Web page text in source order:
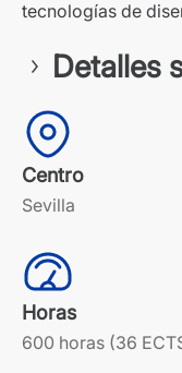
tecnologías de
Detalles
Centro
Sevilla
Horas
600 horas (36